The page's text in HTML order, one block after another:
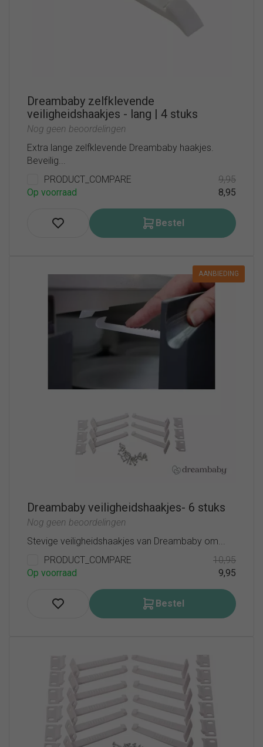
Dreambaby zelfklevende
veiligheidshaakjes - lang | 4 stuks
Nog geen beoordelingen
Extra lange zelfklevende Dreambaby haakjes.
Beveilig...
PRODUCT_COMPARE
Op voorraad
9,95
8,95
Bestel
AANBIEDING
Dreambaby veiligheidshaakjes- 6 stuks
Nog geen beoordelingen
Stevige veiligheidshaakjes van Dreambaby om...
PRODUCT_COMPARE
Op voorraad
10,95
9,95
Bestel